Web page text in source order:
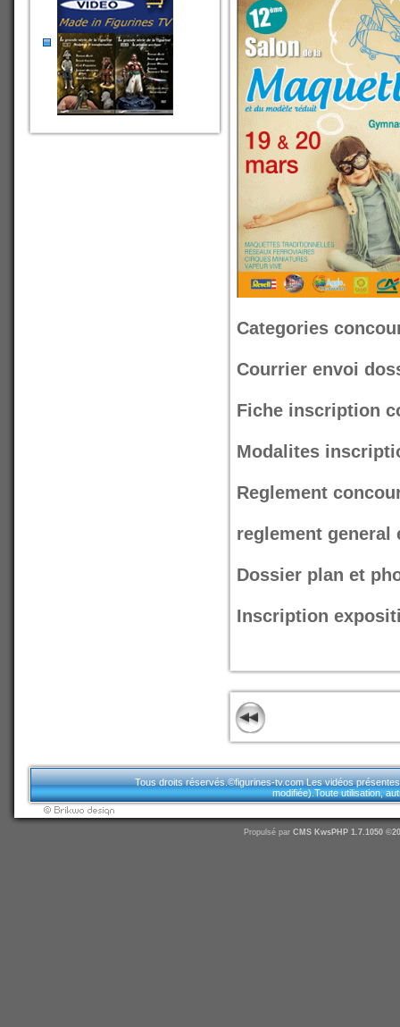
Categories
Courrier envoi
Fiche inscription
Modalites
Reglement
reglement general
Dossier plan et
Inscription
Tous droits réservés.©figurines-tv.com Les vidéos
modifiée).Toute utilisation,
Propulsé par CMS KwsPHP 1.7.1050